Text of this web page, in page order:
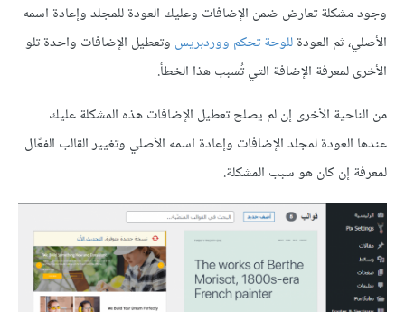
وجود مشكلة تعارض ضمن الإضافات وعليك العودة للمجلد وإعادة اسمه
الأصلي، ثم العودةللوحة تحكم ووردبريس وتعطيل الإضافات واحدة تلو
الأخرى لمعرفة الإضافة التي تُسبب هذا الخطأ.
من الناحية الأخرى إن لم يصلح تعطيل الإضافات هذه المشكلة عليك
عندها العودة لمجلد الإضافات وإعادة اسمه الأصلي وتغيير القالب الفعّال
لمعرفة إن كان هو سبب المشكلة.